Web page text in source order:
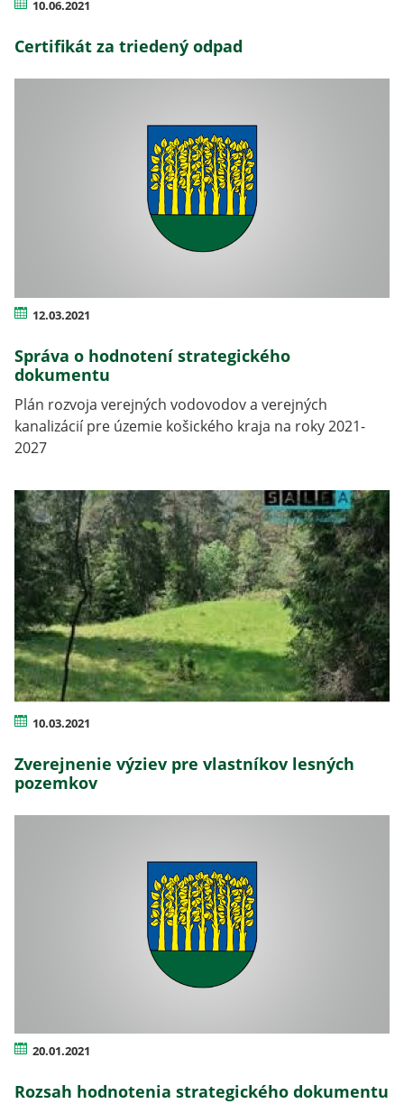
10.06.2021
Certifikát za triedený odpad
12.03.2021
Správa o hodnotení strategického
dokumentu
Plán rozvoja verejných vodovodov a verejných
kanalizácií pre územie košického kraja na roky 2021-
2027
10.03.2021
Zverejnenie výziev pre vlastníkov lesných
pozemkov
20.01.2021
Rozsah hodnotenia strategického dokumentu